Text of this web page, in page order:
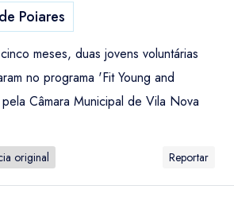
Poiares
meses, duas jovens voluntárias
no programa 'Fit Young and
Câmara Municipal de Vila Nova
original Reportar